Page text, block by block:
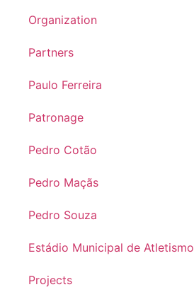
Organization
Partners
Paulo Ferreira
Patronage
Pedro Cotão
Pedro Maçãs
Pedro Souza
Estádio Municipal de Atletismo
Projects